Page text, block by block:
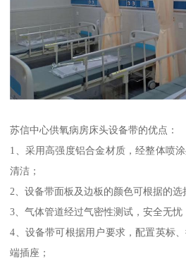
苏信中心供氧病房床头设备带的优点：
1、采用高强度铝合金材质，经整体喷
清洁；
2、设备带面板及边板的颜色可根据的选
3、气体管道经过气密性测试，安全无忧
4、设备带可根据用户要求，配置英标
端插座；